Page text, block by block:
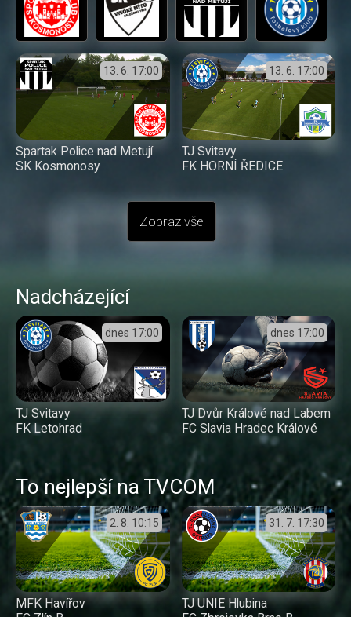
13. 6. 17:00
Spartak Police nad Metují
SK Kosmonosy
13. 6. 17:00
TJ Svitavy
FK HORNÍ ŘEDICE
Zobraz vše
Nadcházející
dnes 17:00
TJ Svitavy
FK Letohrad
dnes 17:00
TJ Dvůr Králové nad Labem
FC Slavia Hradec Králové
To nejlepší na TVCOM
2. 8. 10:15
MFK Havířov
31. 7. 17:30
TJ UNIE Hlubina